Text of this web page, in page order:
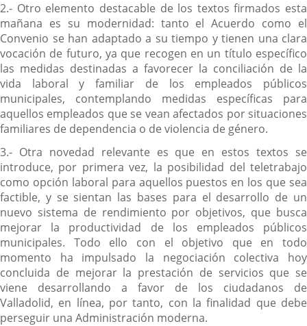
2.- Otro elemento destacable de los textos firmados esta
mañana es su modernidad: tanto el Acuerdo como el
Convenio se han adaptado a su tiempo y tienen una clara
vocación de futuro, ya que recogen en un título específico
las medidas destinadas a favorecer la conciliación de la
vida laboral y familiar de los empleados públicos
municipales, contemplando medidas específicas para
aquellos empleados que se vean afectados por situaciones
familiares de dependencia o de violencia de género.
3.- Otra novedad relevante es que en estos textos se
introduce, por primera vez, la posibilidad del teletrabajo
como opción laboral para aquellos puestos en los que sea
factible, y se sientan las bases para el desarrollo de un
nuevo sistema de rendimiento por objetivos, que busca
mejorar la productividad de los empleados públicos
municipales. Todo ello con el objetivo que en todo
momento ha impulsado la negociación colectiva hoy
concluida de mejorar la prestación de servicios que se
viene desarrollando a favor de los ciudadanos de
Valladolid, en línea, por tanto, con la finalidad que debe
perseguir una Administración moderna.